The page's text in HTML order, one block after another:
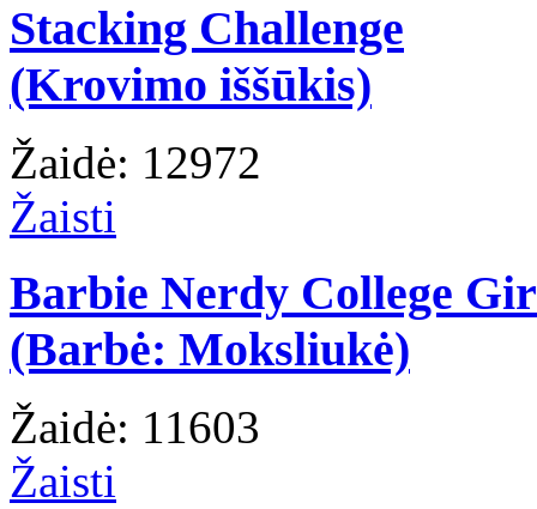
Stacking Challenge
(Krovimo iššūkis)
Žaidė: 12972
Žaisti
Barbie Nerdy College
(Barbė: Moksliukė)
Žaidė: 11603
Žaisti